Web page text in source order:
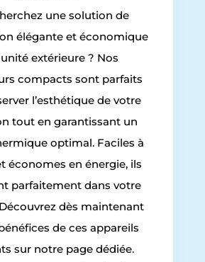
une solution de
élégante et économique
extérieure ? Nos
compacts sont parfaits
l’esthétique de votre
tout en garantissant un
optimal. Faciles à
économes en énergie, ils
parfaitement dans votre
dès maintenant
de ces appareils
sur notre page dédiée.